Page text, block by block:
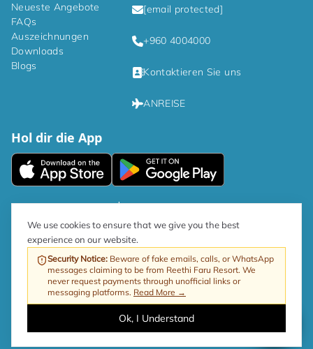
Neueste Angebote
FAQs
Auszeichnungen
Downloads
Blogs
[email protected]
+960 4004000
Kontaktieren Sie uns
ANREISE
Hol dir die App
Datenschutzrichtlinien|Bedingungen und Konditionen
Gemäß der Regierungsrichtlinie beträgt der GST-Satz für den Tourismus
jetzt 17 %.
Copyright © 2026 Reethi Faru ResortWeb von ProfitableRooms
We use cookies to ensure that we give you the best
experience on our website.
Security Notice: Beware of fake emails, calls, or WhatsApp
messages claiming to be from Reethi Faru Resort. We
never request payments through unofficial links or
messaging platforms. Read More →
Ok, I Understand